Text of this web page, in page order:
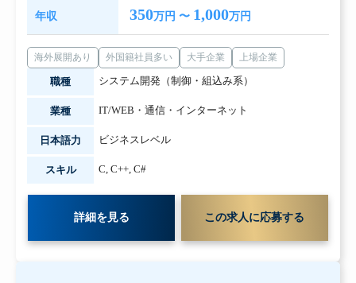
年収 350万円 〜 1,000万円
海外展開あり 外国籍社員多い 大手企業 上場企業
職種 システム開発（制御・組込み系）
業種 IT/WEB・通信・インターネット
日本語力 ビジネスレベル
スキル C, C++, C#
詳細を見る この求人に応募する